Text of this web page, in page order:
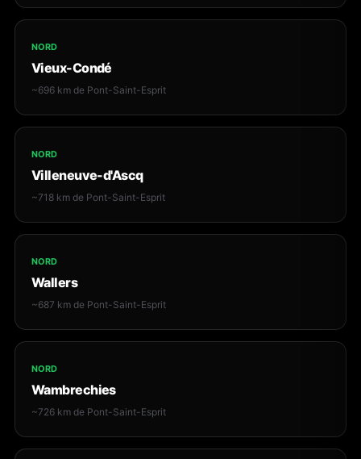
NORD
Vieux-Condé
~696 km de Pont-Saint-Esprit
NORD
Villeneuve-d'Ascq
~718 km de Pont-Saint-Esprit
NORD
Wallers
~687 km de Pont-Saint-Esprit
NORD
Wambrechies
~726 km de Pont-Saint-Esprit